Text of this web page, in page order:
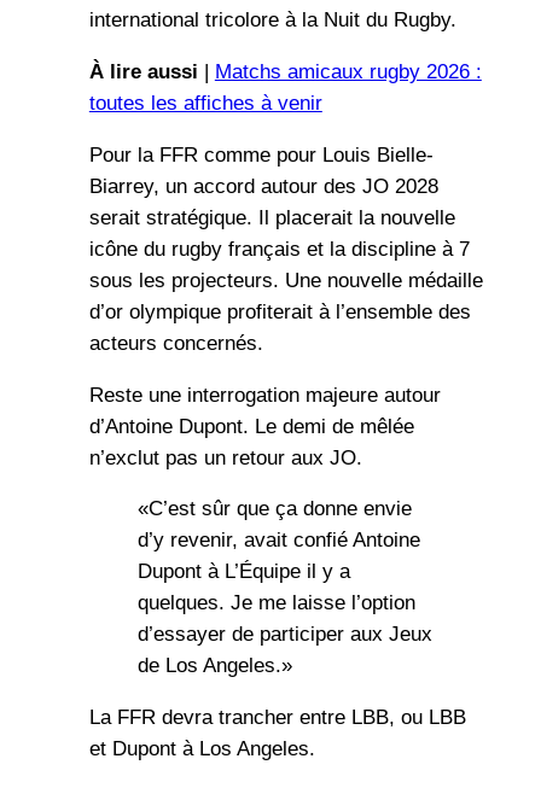
international tricolore à la Nuit du Rugby.
À lire aussi | Matchs amicaux rugby 2026 :
toutes les affiches à venir
Pour la FFR comme pour Louis Bielle-
Biarrey, un accord autour des JO 2028
serait stratégique. Il placerait la nouvelle
icône du rugby français et la discipline à 7
sous les projecteurs. Une nouvelle médaille
d’or olympique profiterait à l’ensemble des
acteurs concernés.
Reste une interrogation majeure autour
d’Antoine Dupont. Le demi de mêlée
n’exclut pas un retour aux JO.
«C’est sûr que ça donne envie
d’y revenir, avait confié Antoine
Dupont à L’Équipe il y a
quelques. Je me laisse l’option
d’essayer de participer aux Jeux
de Los Angeles.»
La FFR devra trancher entre LBB, ou LBB
et Dupont à Los Angeles.